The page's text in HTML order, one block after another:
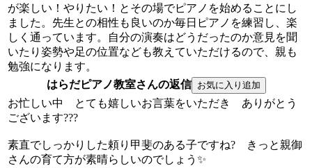
が楽しい！やりたい！とその場でピアノを始めることにし
ました。先生との相性も良いのか毎日ピアノを練習し、楽
しく通っています。自分の演奏はどうだったのか意見を聞
いたり姿勢や足の位置なども教えていただけるので、親も
勉強になります。
はらだピアノ教室さんの返信
お忙しい中 とても嬉しいお言葉をいただき ありがとう
ございます???
素直でしっかりした頼り甲斐のある子ですね? きっと親御
さんの育て方が素晴らしいのでしょう✨